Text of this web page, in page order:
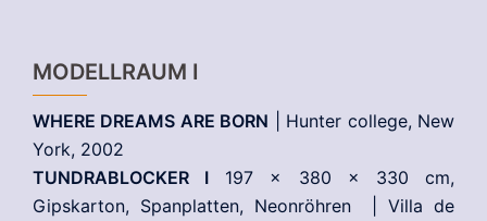
MODELLRAUM I
WHERE DREAMS ARE BORN | Hunter college, New
York, 2002
TUNDRABLOCKER I 197 x 380 x 330 cm,
Gipskarton, Spanplatten, Neonröhren | Villa de